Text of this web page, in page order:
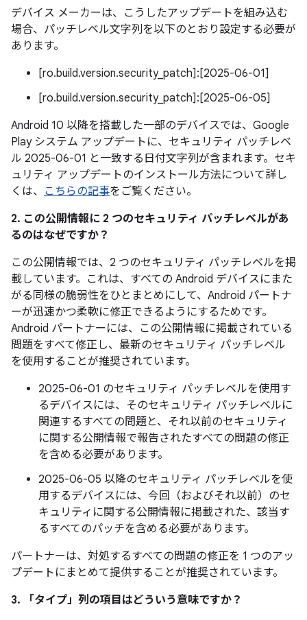
デバイス メーカーは、こうしたアップデートを組み込む
場合、パッチレベル文字列を以下のとおり設定する必要が
あります。
[ro.build.version.security_patch]:[2025-06-01]
[ro.build.version.security_patch]:[2025-06-05]
Android 10 以降を搭載した一部のデバイスでは、Google
Play システム アップデートに、セキュリティ パッチレベ
ル 2025-06-01 と一致する日付文字列が含まれます。セキ
ュリティ アップデートのインストール方法について詳し
くは、 こちらの記事をご覧ください。
2. この公開情報に 2 つのセキュリティ パッチレベルがあ
るのはなぜですか？
この公開情報では、2 つのセキュリティ パッチレベルを掲
載しています。これは、すべての Android デバイスにまた
がる同様の脆弱性をひとまとめにして、Android パートナ
ーが迅速かつ柔軟に修正できるようにするためです。
Android パートナーには、この公開情報に掲載されている
問題をすべて修正し、最新のセキュリティ パッチレベル
を使用することが推奨されています。
2025-06-01 のセキュリティ パッチレベルを使用す
るデバイスには、そのセキュリティ パッチレベルに
関連するすべての問題と、それ以前のセキュリティ
に関する公開情報で報告されたすべての問題の修正
を含める必要があります。
2025-06-05 以降のセキュリティ パッチレベルを使
用するデバイスには、今回（およびそれ以前）のセ
キュリティに関する公開情報に掲載された、該当す
るすべてのパッチを含める必要があります。
パートナーは、対処するすべての問題の修正を 1 つのアッ
プデートにまとめて提供することが推奨されています。
3. 「タイプ」 列の項目はどういう意味ですか？